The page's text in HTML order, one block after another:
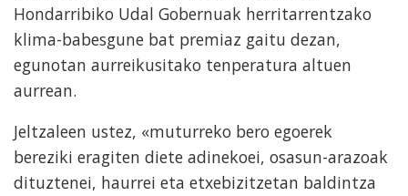
Hondarribiko Udal Gobernuak herritarrentzako
klima-babesgune bat premiaz gaitu dezan,
egunotan aurreikusitako tenperatura altuen
aurrean.
Jeltzaleen ustez, «muturreko bero egoerek
bereziki eragiten diete adinekoei, osasun-arazoak
dituztenei, haurrei eta etxebizitzetan baldintza